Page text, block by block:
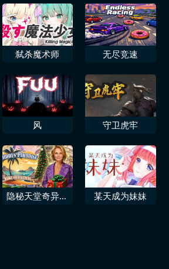
弑杀魔术师 无尽竞速
风 守卫虎牢
隐秘天堂奇异果
某天成为妹妹